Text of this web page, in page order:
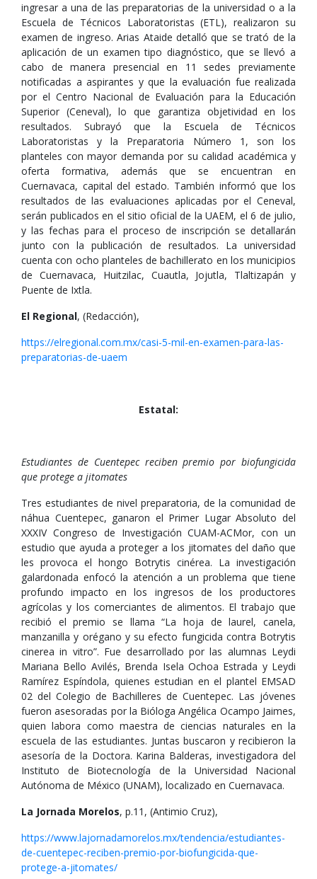
ingresar a una de las preparatorias de la universidad o a la
Escuela de Técnicos Laboratoristas (ETL), realizaron su
examen de ingreso. Arias Ataide detalló que se trató de la
aplicación de un examen tipo diagnóstico, que se llevó a
cabo de manera presencial en 11 sedes previamente
notificadas a aspirantes y que la evaluación fue realizada
por el Centro Nacional de Evaluación para la Educación
Superior (Ceneval), lo que garantiza objetividad en los
resultados. Subrayó que la Escuela de Técnicos
Laboratoristas y la Preparatoria Número 1, son los
planteles con mayor demanda por su calidad académica y
oferta formativa, además que se encuentran en
Cuernavaca, capital del estado. También informó que los
resultados de las evaluaciones aplicadas por el Ceneval,
serán publicados en el sitio oficial de la UAEM, el 6 de julio,
y las fechas para el proceso de inscripción se detallarán
junto con la publicación de resultados. La universidad
cuenta con ocho planteles de bachillerato en los municipios
de Cuernavaca, Huitzilac, Cuautla, Jojutla, Tlaltizapán y
Puente de Ixtla.
El Regional, (Redacción),
https://elregional.com.mx/casi-5-mil-en-examen-para-las-
preparatorias-de-uaem
Estatal:
Estudiantes de Cuentepec reciben premio por biofungicida
que protege a jitomates
Tres estudiantes de nivel preparatoria, de la comunidad de
náhua Cuentepec, ganaron el Primer Lugar Absoluto del
XXXIV Congreso de Investigación CUAM-ACMor, con un
estudio que ayuda a proteger a los jitomates del daño que
les provoca el hongo Botrytis cinérea. La investigación
galardonada enfocó la atención a un problema que tiene
profundo impacto en los ingresos de los productores
agrícolas y los comerciantes de alimentos. El trabajo que
recibió el premio se llama “La hoja de laurel, canela,
manzanilla y orégano y su efecto fungicida contra Botrytis
cinerea in vitro”. Fue desarrollado por las alumnas Leydi
Mariana Bello Avilés, Brenda Isela Ochoa Estrada y Leydi
Ramírez Espíndola, quienes estudian en el plantel EMSAD
02 del Colegio de Bachilleres de Cuentepec. Las jóvenes
fueron asesoradas por la Bióloga Angélica Ocampo Jaimes,
quien labora como maestra de ciencias naturales en la
escuela de las estudiantes. Juntas buscaron y recibieron la
asesoría de la Doctora. Karina Balderas, investigadora del
Instituto de Biotecnología de la Universidad Nacional
Autónoma de México (UNAM), localizado en Cuernavaca.
La Jornada Morelos, p.11, (Antimio Cruz),
https://www.lajornadamorelos.mx/tendencia/estudiantes-
de-cuentepec-reciben-premio-por-biofungicida-que-
protege-a-jitomates/